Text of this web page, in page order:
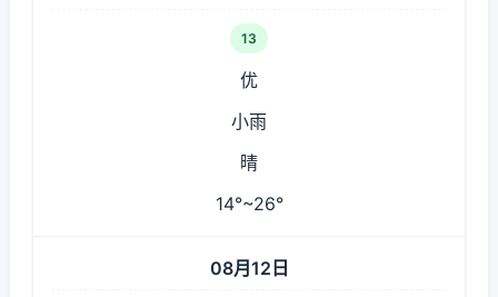
13
优
小雨
晴
14°~26°
08月12日